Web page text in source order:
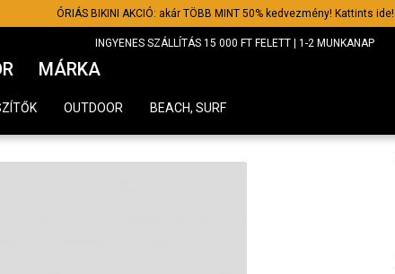
ÓRIÁS BIKINI AKCIÓ: akár TÖBB MINT 50% kedvezmény! Kattints ide!
INGYENES SZÁLLÍTÁS 15 000 FT FELETT | 1-2 MUNKANAP
MÁRKA
OUTDOOR BEACH, SURF